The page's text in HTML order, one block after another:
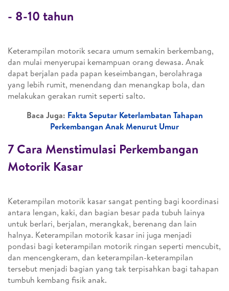
- 8-10 tahun
Keterampilan motorik secara umum semakin berkembang,
dan mulai menyerupai kemampuan orang dewasa. Anak
dapat berjalan pada papan keseimbangan, berolahraga
yang lebih rumit, menendang dan menangkap bola, dan
melakukan gerakan rumit seperti salto.
Baca Juga: Fakta Seputar Keterlambatan Tahapan
Perkembangan Anak Menurut Umur
7 Cara Menstimulasi Perkembangan
Motorik Kasar
Keterampilan motorik kasar sangat penting bagi koordinasi
antara lengan, kaki, dan bagian besar pada tubuh lainya
untuk berlari, berjalan, merangkak, berenang dan lain
halnya. Keterampilan motorik kasar ini juga menjadi
pondasi bagi keterampilan motorik ringan seperti mencubit,
dan mencengkeram, dan keterampilan-keterampilan
tersebut menjadi bagian yang tak terpisahkan bagi tahapan
tumbuh kembang fisik anak.